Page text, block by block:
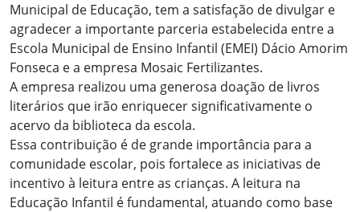
Municipal de Educação, tem a satisfação de divulgar e
agradecer a importante parceria estabelecida entre a
Escola Municipal de Ensino Infantil (EMEI) Dácio Amorim
Fonseca e a empresa Mosaic Fertilizantes.
A empresa realizou uma generosa doação de livros
literários que irão enriquecer significativamente o
acervo da biblioteca da escola.
Essa contribuição é de grande importância para a
comunidade escolar, pois fortalece as iniciativas de
incentivo à leitura entre as crianças. A leitura na
Educação Infantil é fundamental, atuando como base